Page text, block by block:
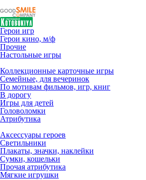
Герои игр
Герои кино, м/ф
Прочие
Настольные игры
Коллекционные карточные игры
Семейные, для вечеринок
По мотивам фильмов, игр, книг
В дорогу
Игры для детей
Головоломки
Атрибутика
Аксессуары героев
Светильники
Плакаты, значки, наклейки
Сумки, кошельки
Прочая атрибутика
Мягкие игрушки